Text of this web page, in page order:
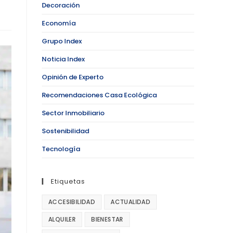
Decoración
Economía
Grupo Index
Noticia Index
Opinión de Experto
Recomendaciones Casa Ecológica
Sector Inmobiliario
Sostenibilidad
Tecnología
Etiquetas
ACCESIBILIDAD ACTUALIDAD
ALQUILER BIENESTAR